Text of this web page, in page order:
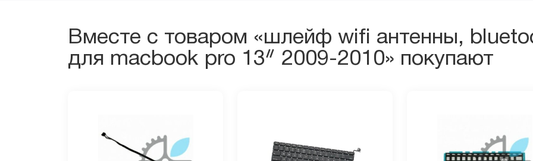
Вместе с товаром «шлейф wifi антенны,
для macbook pro 13ᐥ 2009-2010» покупают